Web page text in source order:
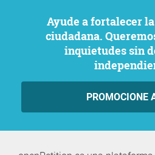
Ayude a fortalecer la participación
ciudadana.
inquietudes sin
PROMOCIONE